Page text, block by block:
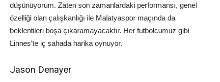
düşünüyorum. Zaten son zamanlardaki performansı, genel
özelliği olan çalışkanlığı ile Malatyaspor maçında da
beklentileri boşa çıkaramayacaktır. Her futbolcumuz gibi
Linnes’te iç sahada harika oynuyor.
Jason Denayer